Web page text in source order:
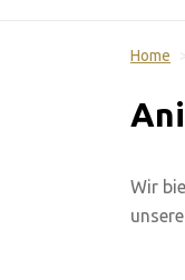
Home
Wir